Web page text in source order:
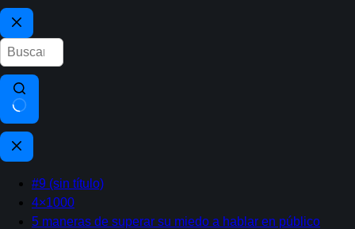
Sin
resultados
#9 (sin título)
4×1000
5 maneras de superar su miedo a hablar en público